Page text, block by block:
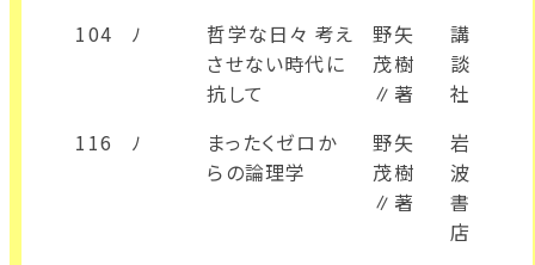
104 ﾉ
哲学な日々 考え
させない時代に
抗して
野矢
茂樹
∥著
講
談
社
116
ﾉ
まったくゼロか
らの論理学
野矢
茂樹
∥著
岩
波
書
店